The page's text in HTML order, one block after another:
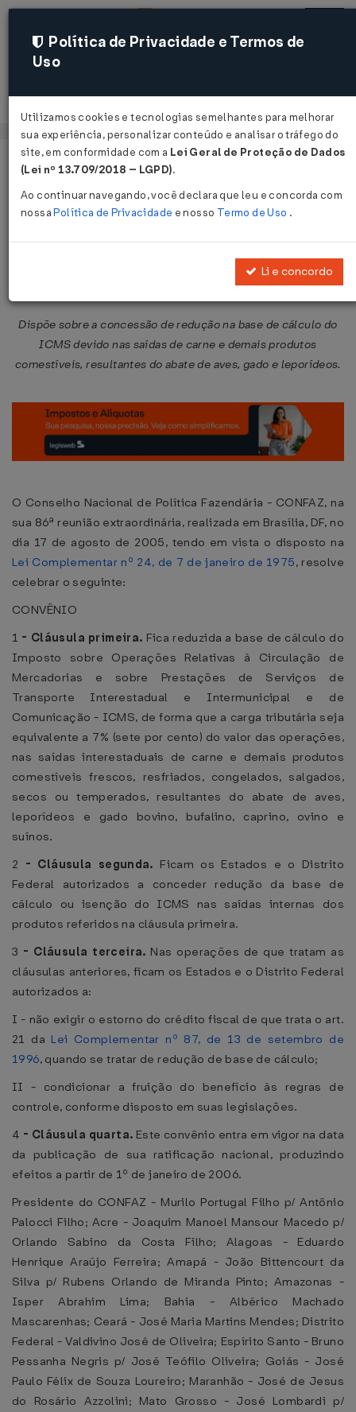
Acessar
Página Inicial Legislações
Convênio ICMS Nº 89 DE
Dispõe sobre a concessão de redução na base de cálculo do
ICMS devido nas saídas de carne e demais produtos
comestíveis, resultantes do abate de aves, gado e leporídeos.
O Conselho Nacional de Política Fazendária - CONFAZ, na
sua 86ª reunião extraordinária, realizada em Brasília, DF, no
dia 17 de agosto de 2005, tendo em vista o disposto na
Lei Complementar nº 24, de 7 de janeiro de 1975, resolve
celebrar o seguinte:
CONVÊNIO
1 - Cláusula primeira. Fica reduzida a base de cálculo do
Imposto sobre Operações Relativas à Circulação de
Mercadorias e sobre Prestações de Serviços de
Transporte Interestadual e Intermunicipal e de
Comunicação - ICMS, de forma que a carga tributária seja
equivalente a 7% (sete por cento) do valor das operações,
nas saídas interestaduais de carne e demais produtos
comestíveis frescos, resfriados, congelados, salgados,
secos ou temperados, resultantes do abate de aves,
leporídeos e gado bovino, bufalino, caprino, ovino e
suínos.
2 - Cláusula segunda. Ficam os Estados e o Distrito
Federal autorizados a conceder redução da base de
cálculo ou isenção do ICMS nas saídas internas dos
produtos referidos na cláusula primeira.
3 - Cláusula terceira. Nas operações de que tratam as
cláusulas anteriores, ficam os Estados e o Distrito Federal
autorizados a:
I - não exigir o estorno do crédito fiscal de que trata o art.
21 da Lei Complementar nº 87, de 13 de setembro de
1996, quando se tratar de redução de base de cálculo;
II - condicionar a fruição do benefício às regras de
controle, conforme disposto em suas legislações.
4 - Cláusula quarta. Este convênio entra em vigor na data
da publicação de sua ratificação nacional, produzindo
efeitos a partir de 1º de janeiro de 2006.
Presidente do CONFAZ - Murilo Portugal Filho p/ Antônio
Palocci Filho; Acre - Joaquim Manoel Mansour Macedo p/
Orlando Sabino da Costa Filho; Alagoas - Eduardo
Henrique Araújo Ferreira; Amapá - João Bittencourt da
Silva p/ Rubens Orlando de Miranda Pinto; Amazonas -
Isper Abrahim Lima; Bahia - Albérico Machado
Mascarenhas; Ceará - José Maria Martins Mendes; Distrito
Federal - Valdivino José de Oliveira; Espírito Santo - Bruno
Pessanha Negris p/ José Teófilo Oliveira; Goiás - José
Paulo Félix de Souza Loureiro; Maranhão - José de Jesus
do Rosário Azzolini; Mato Grosso - José Lombardi p/
Política de Privacidade e Termos de
Uso
Utilizamos cookies e tecnologias semelhantes para melhorar
sua experiência, personalizar conteúdo e analisar o tráfego do
site, em conformidade com a Lei Geral de Proteção de Dados
(Lei nº 13.709/2018 – LGPD).
Ao continuar navegando, você declara que leu e concorda com
nossaPolítica de Privacidade e nosso Termo de Uso .
Li e concordo